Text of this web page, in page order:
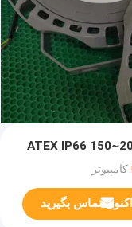
اکنون تماس بگیرید